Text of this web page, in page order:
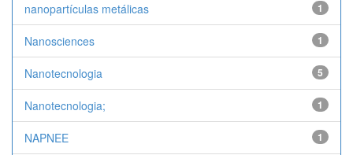
nanopartículas metálicas 1
Nanosciences 1
Nanotecnologia 5
Nanotecnologia; 1
NAPNEE 1